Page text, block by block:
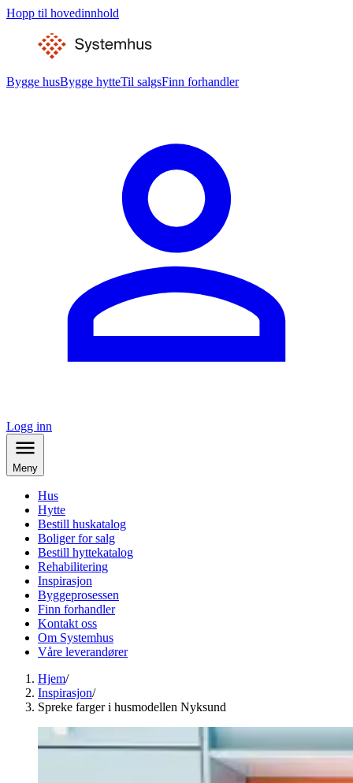
Hopp til hovedinnhold
Bygge husBygge hytteTil salgsFinn forhandler
Logg inn
Meny
Hus
Hytte
Bestill huskatalog
Boliger for salg
Bestill hyttekatalog
Rehabilitering
Inspirasjon
Byggeprosessen
Finn forhandler
Kontakt oss
Om Systemhus
Våre leverandører
Hjem/
Inspirasjon/
Spreke farger i husmodellen Nyksund